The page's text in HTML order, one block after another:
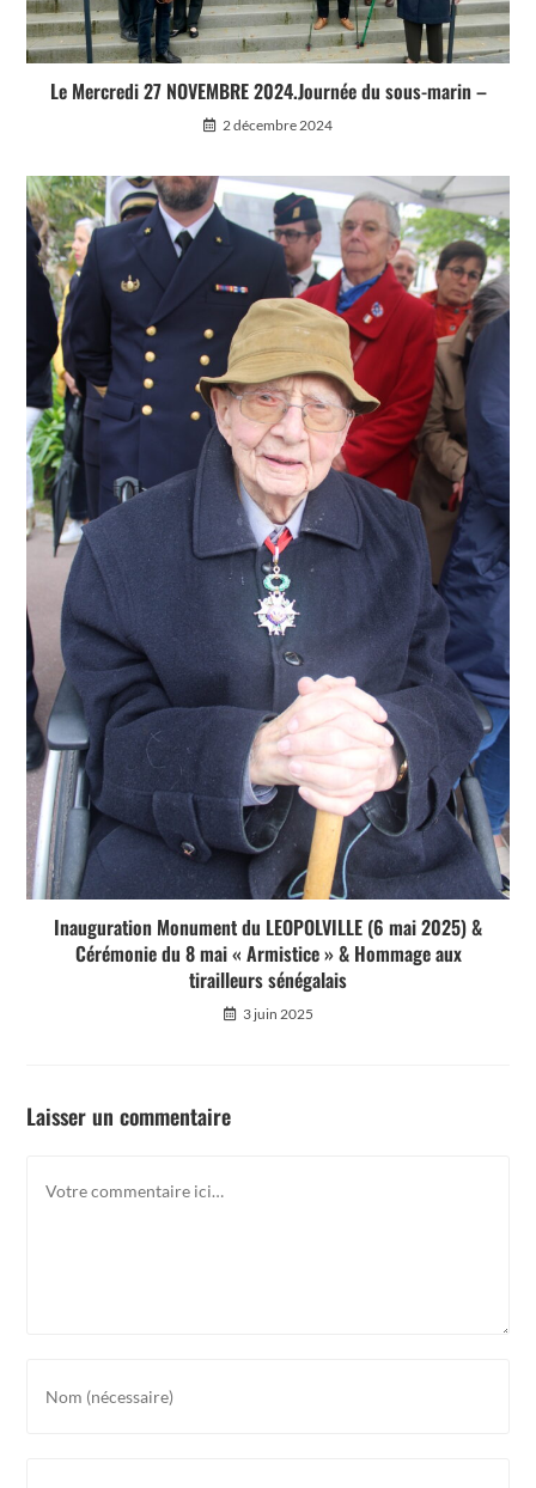
Le Mercredi 27 NOVEMBRE 2024.Journée du sous-marin –
2 décembre 2024
Inauguration Monument du LEOPOLVILLE (6 mai 2025) &
Cérémonie du 8 mai « Armistice » & Hommage aux
tirailleurs sénégalais
3 juin 2025
Laisser un commentaire